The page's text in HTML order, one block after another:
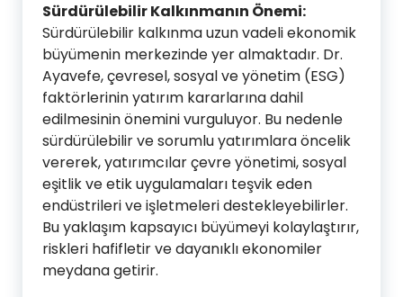
Sürdürülebilir Kalkınmanın Önemi:
Sürdürülebilir kalkınma uzun vadeli ekonomik
büyümenin merkezinde yer almaktadır. Dr.
Ayavefe, çevresel, sosyal ve yönetim (ESG)
faktörlerinin yatırım kararlarına dahil
edilmesinin önemini vurguluyor. Bu nedenle
sürdürülebilir ve sorumlu yatırımlara öncelik
vererek, yatırımcılar çevre yönetimi, sosyal
eşitlik ve etik uygulamaları teşvik eden
endüstrileri ve işletmeleri destekleyebilirler.
Bu yaklaşım kapsayıcı büyümeyi kolaylaştırır,
riskleri hafifletir ve dayanıklı ekonomiler
meydana getirir.